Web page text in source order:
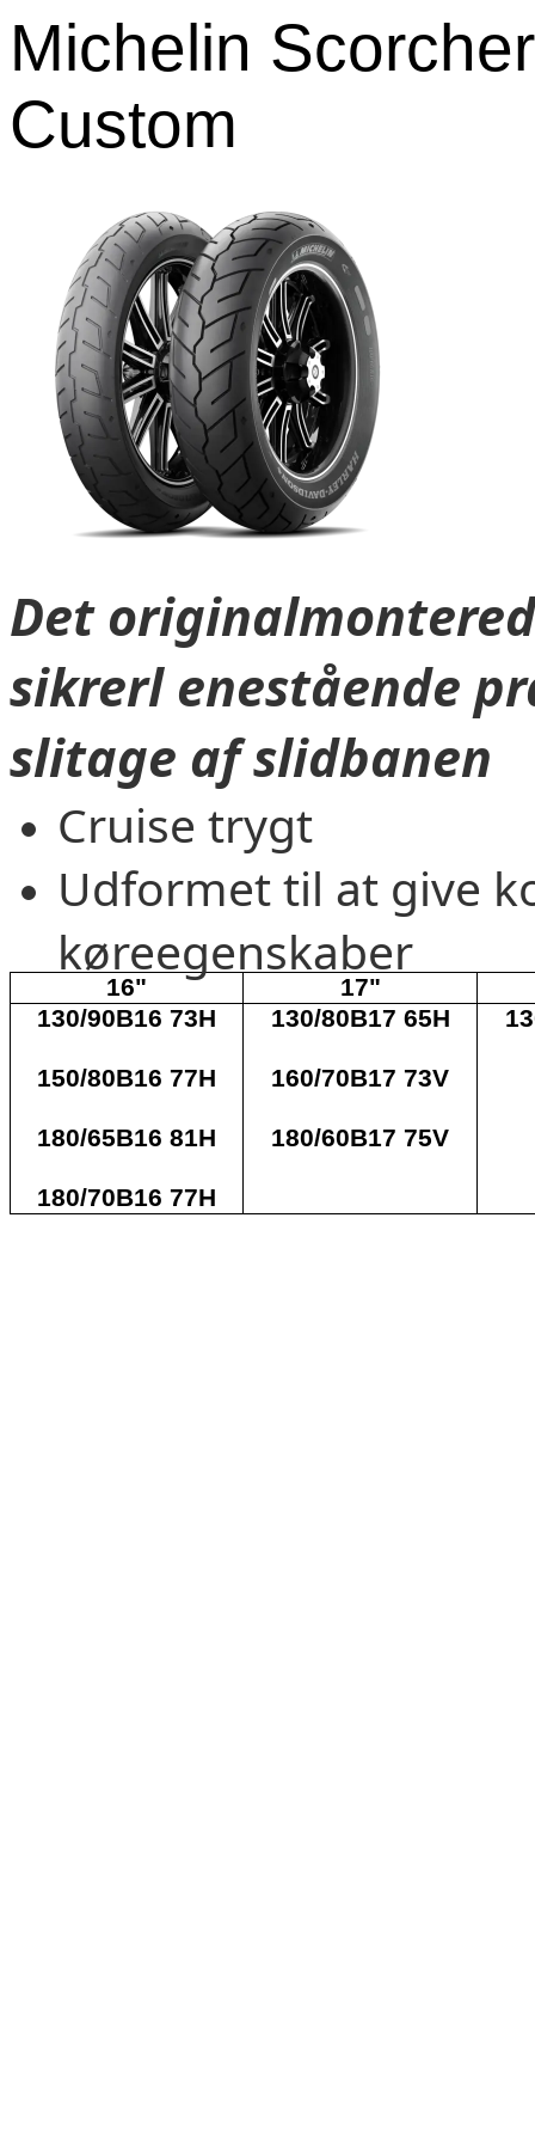
Michelin
Custom
Det
sikrerl enestående
slitage af slidbanen
Cruise trygt
Udformet til at give
køreegenskaber
16"
17"
130/90B16 73H
150/80B16 77H
180/65B16 81H
180/70B16 77H
130/80B17 65H
160/70B17 73V
180/60B17 75V